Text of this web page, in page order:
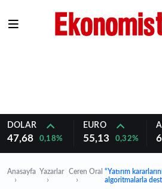
DOLAR
47,68 0,18%
EURO
55,13 0,32%
Anasayfa Yazarlar Ceren Oral “Yatırım
algoritmalarla